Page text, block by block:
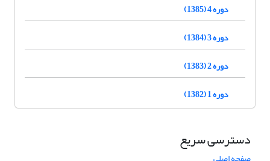
دوره 4 (1385)
دوره 3 (1384)
دوره 2 (1383)
دوره 1 (1382)
دسترسی سریع